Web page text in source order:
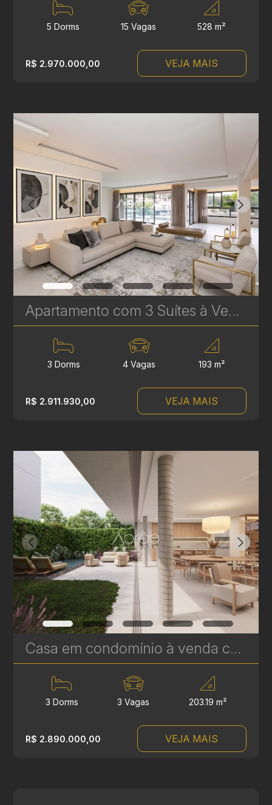
5 Dorms 15 Vagas 528 m²
R$ 2.970.000,00 VEJA MAIS
Apartamento com 3 Suítes à Venda no LandHaus Plaenge – 193 m² no Ecoville | Ref. 615
3 Dorms 4 Vagas 193 m²
R$ 2.911.930,00 VEJA MAIS
Casa em condomínio à venda com 3 suítes em Campina do Siqueira - 302,69 m² privativos - Casa Áurea | Ref. 1780
3 Dorms 3 Vagas 203.19 m²
R$ 2.890.000,00 VEJA MAIS